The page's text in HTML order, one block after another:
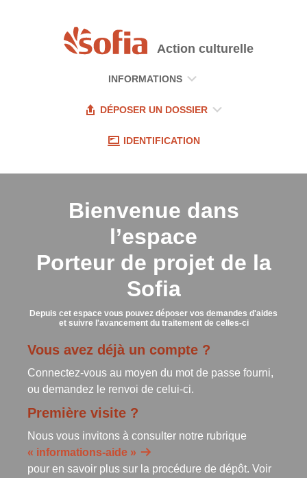
Action culturelle
INFORMATIONS
DÉPOSER UN DOSSIER
IDENTIFICATION
Bienvenue dans
l’espace
Porteur de projetde la
Sofia
Depuis cet espace vous pouvez déposer vos demandes d'aides
et suivre l'avancement du traitement de celles-ci
Vous avez déjà un compte ?
Connectez-vous au moyen du mot de passe fourni,
ou demandez le renvoi de celui-ci.
Première visite ?
Nous vous invitons à consulter notre rubrique
« informations-aide »
pour en savoir plus sur la procédure de dépôt. Voir